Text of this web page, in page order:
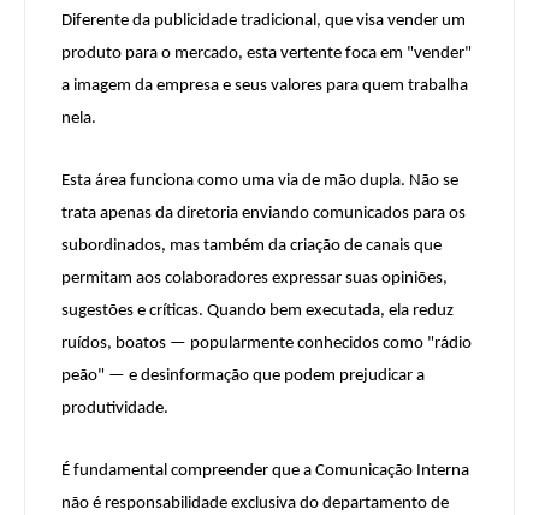
Diferente da publicidade tradicional, que visa vender um
produto para o mercado, esta vertente foca em "vender"
a imagem da empresa e seus valores para quem trabalha
nela.
Esta área funciona como uma via de mão dupla. Não se
trata apenas da diretoria enviando comunicados para os
subordinados, mas também da criação de canais que
permitam aos colaboradores expressar suas opiniões,
sugestões e críticas. Quando bem executada, ela reduz
ruídos, boatos — popularmente conhecidos como "rádio
peão" — e desinformação que podem prejudicar a
produtividade.
É fundamental compreender que a Comunicação Interna
não é responsabilidade exclusiva do departamento de